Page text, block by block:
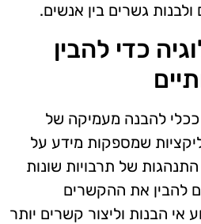
גשרים בין אנשים.
כדי להבין
ככלי להבנה מעמיקה של
שמספקות מידע על
של תרבויות שונות
להבין את ההקשרים
אי הבנות וליצור קשרים יותר